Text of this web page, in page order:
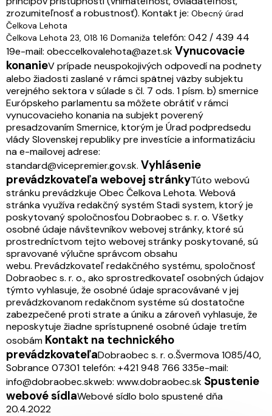
zrozumiteľnosť a robustnosť). Kontakt je: Obecný úrad
Čelkova Lehota
Čelkova Lehota 23, 018 16 Domaniža telefón: 042 / 439 44
19e-mail: obeccelkovalehota@azet.skVynucovacie
konanieV prípade neuspokojivých odpovedí na podnety
alebo žiadosti zaslané v rámci spätnej väzby subjektu
verejného sektora v súlade s čl. 7 ods. 1 písm. b) smernice
Európskeho parlamentu sa môžete obrátiť v rámci
vynucovacieho konania na subjekt poverený
presadzovaním Smernice, ktorým je Úrad podpredsedu
vlády Slovenskej republiky pre investície a informatizáciu
na e-mailovej adrese:
standard@vicepremier.gov.sk. Vyhlásenie
prevádzkovateľa webovej stránkyTúto webovú
stránku prevádzkuje Obec Čelkova Lehota. Webová
stránka využíva redakčný systém Stadi system, ktorý je
poskytovaný spoločnosťou Dobraobec s. r. o. Všetky
osobné údaje návštevníkov webovej stránky, ktoré sú
prostredníctvom tejto webovej stránky poskytované, sú
spravované výlučne správcom obsahu
webu. Prevádzkovateľ redakčného systému, spoločnosť
Dobraobec s. r. o., ako sprostredkovateľ osobných údajov
týmto vyhlasuje, že osobné údaje spracovávané v jej
prevádzkovanom redakčnom systéme sú dostatočne
zabezpečené proti strate a úniku a zároveň vyhlasuje, že
neposkytuje žiadne sprístupnené osobné údaje tretím
osobám Kontakt na technického
prevádzkovateľaDobraobec s. r. o.Švermova 1085/40,
Sobrance 07301 telefón: +421 948 766 335e-mail:
info@dobraobec.skweb: www.dobraobec.sk Spustenie
webové sídlaWebové sídlo bolo spustené dňa
20.4.2022